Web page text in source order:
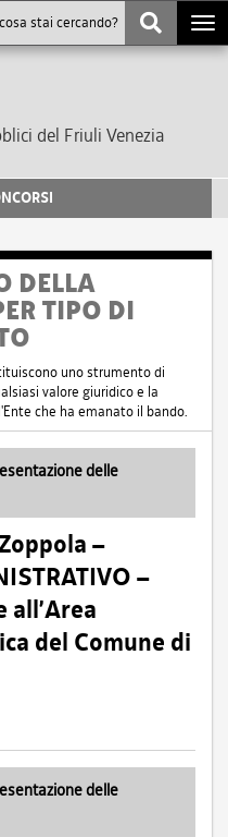
del Friuli Venezia
DELLA
TIPO DI
uno strumento di
valore giuridico e la
che ha emanato il bando.
delle
–
–
all’Area
del Comune di
delle